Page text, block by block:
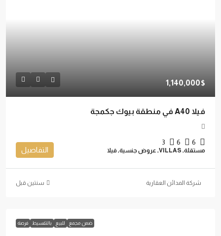
1,140,000$
فيلا A40 في منطقة بيوك جكمجة
مستقلة, VILLAS, عروض جنسية, فيلا التفاصيل
شركة المدائن العقارية ‏سنتين قبل
ضمن مجمع للبيع بالتقسيط فرصة